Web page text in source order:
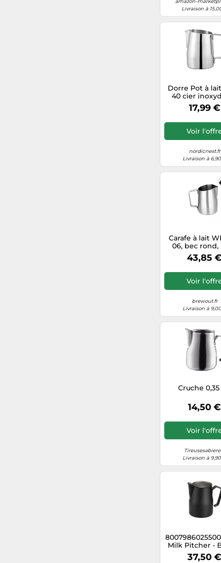
amazon-
Livraison à
Dorre Pot à
40 cier
17,99 €
Voir
nordicnest.fr
Livraison à
Carafe à lait
06, bec rond,
latte art
43,85 €
Voir
brewout.fr
Livraison à
Cruche
14,50 €
Voir
Livraison à
Milk Pitcher -
500ml
37,50 €